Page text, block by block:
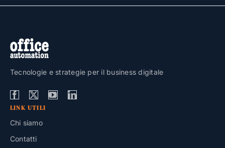
Tecnologie e strategie per il business digitale
LINK UTILI
Chi siamo
Contatti